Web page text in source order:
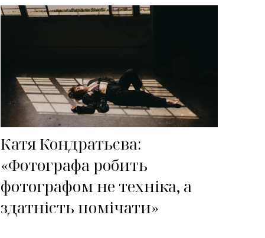
Катя Кондратьєва:
«Фотографа робить
фотографом не техніка, а
здатність помічати»